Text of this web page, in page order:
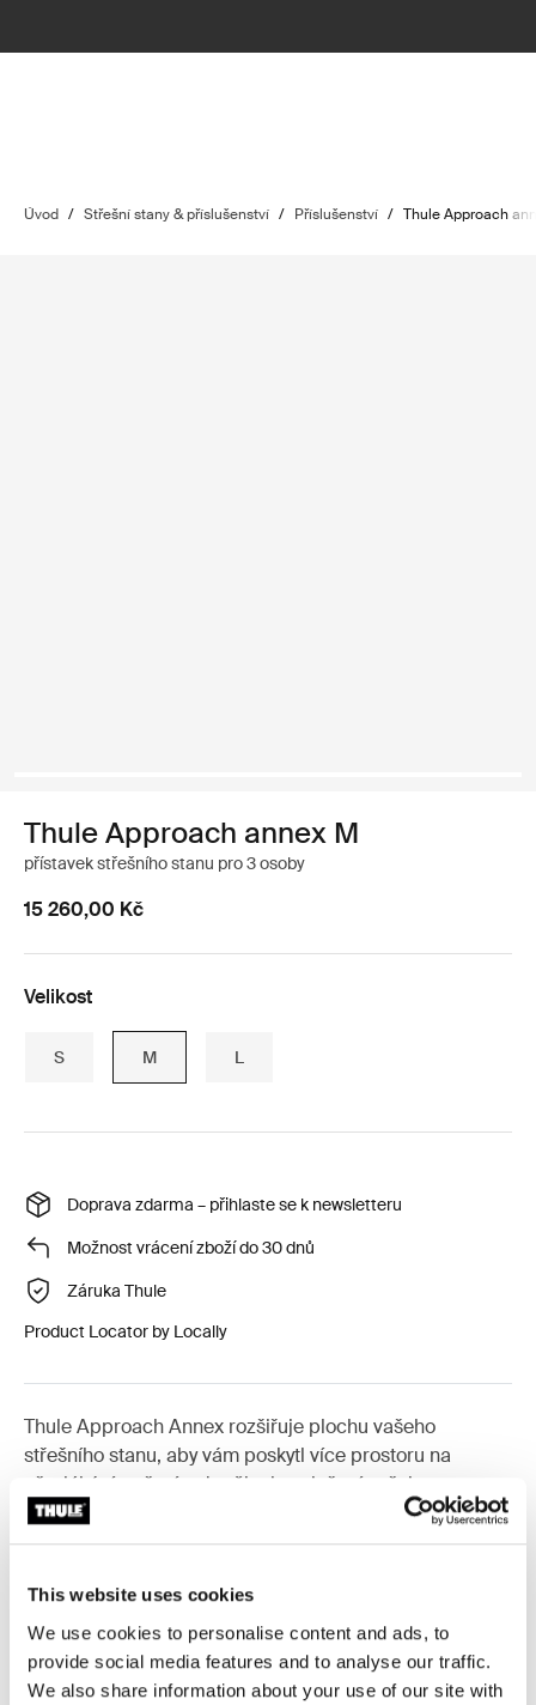
This website uses cookies
We use cookies to personalise content and ads, to
provide social media features and to analyse our traffic.
We also share information about your use of our site with
Úvod / Střešní stany & příslušenství / Příslušenství / Thule Approach
Thule Approach annex M
přístavek střešního stanu pro 3 osoby
15 260,00 Kč
Velikost
S M L
Doprava zdarma – přihlaste se k newsletteru
Možnost vrácení zboží do 30 dnů
Záruka Thule
Product Locator by Locally
Thule Approach Annex rozšiřuje plochu vašeho
střešního stanu, aby vám poskytl více prostoru na
převlékání, vaření, odpočinek a uložení vašeho
vybavení. Je skvělým úkrytem před sluncem, deštěm
nebo hmyzem a může být použit jako místo na spaní pro
annexu stala markýza.